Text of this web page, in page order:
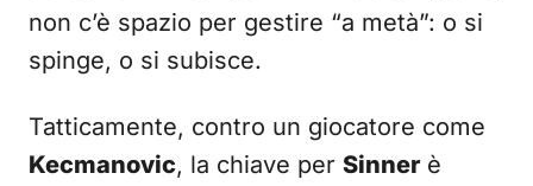
non c’è spazio per gestire “a metà”: o si
spinge, o si subisce.
Tatticamente, contro un giocatore come
Kecmanovic, la chiave per Sinner è